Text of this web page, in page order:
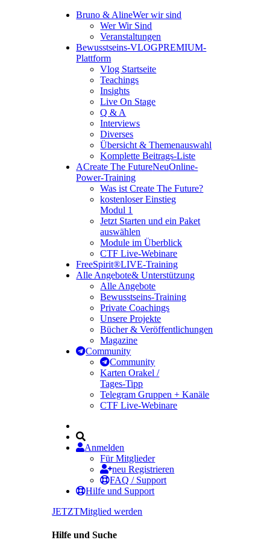
Bruno & AlineWer wir sind
Wer Wir Sind
Veranstaltungen
Bewusstseins-VLOGPREMIUM-
Plattform
Vlog Startseite
Teachings
Insights
Live On Stage
Q & A
Interviews
Diverses
Übersicht & Themenauswahl
Komplette Beitrags-Liste
ACreate The FutureNeuOnline-
Power-Training
Was ist Create The Future?
kostenloser Einstieg
Modul 1
Jetzt Starten und ein Paket
auswählen
Module im Überblick
CTF Live-Webinare
FreeSpirit®LIVE-Training
Alle Angebote& Unterstützung
Alle Angebote
Bewusstseins-Training
Private Coachings
Unsere Projekte
Bücher & Veröffentlichungen
Magazine
Community
Community
Karten Orakel /
Tages-Tipp
Telegram Gruppen + Kanäle
CTF Live-Webinare
Anmelden
Für Mitglieder
neu Registrieren
FAQ / Support
Hilfe und Support
JETZTMitglied werden
Hilfe und Suche